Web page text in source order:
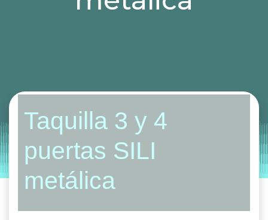
Entorno | on noviembre 13, 2019
Taquilla 3 y 4
puertas SILI
metálica